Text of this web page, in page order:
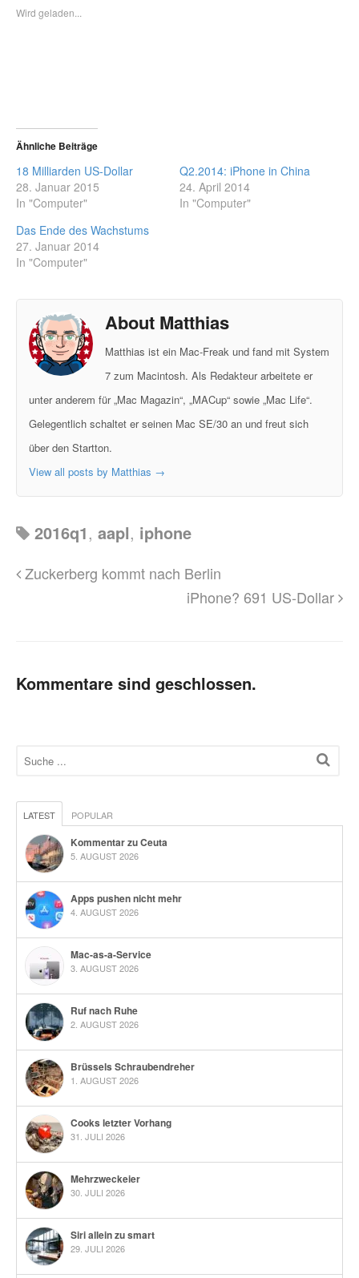
Wird geladen...
Ähnliche Beiträge
18 Milliarden US-Dollar
28. Januar 2015
In "Computer"
Q2.2014: iPhone in China
24. April 2014
In "Computer"
Das Ende des Wachstums
27. Januar 2014
In "Computer"
About Matthias
Matthias ist ein Mac-Freak und fand mit System
7 zum Macintosh. Als Redakteur arbeitete er
unter anderem für „Mac Magazin“, „MACup“ sowie „Mac Life“.
Gelegentlich schaltet er seinen Mac SE/30 an und freut sich
über den Startton.
View all posts by Matthias →
2016q1, aapl, iphone
Zuckerberg kommt nach Berlin
iPhone? 691 US-Dollar
Kommentare sind geschlossen.
LATEST POPULAR
Kommentar zu Ceuta
5. AUGUST 2026
Apps pushen nicht mehr
4. AUGUST 2026
Mac-as-a-Service
3. AUGUST 2026
Ruf nach Ruhe
2. AUGUST 2026
Brüssels Schraubendreher
1. AUGUST 2026
Cooks letzter Vorhang
31. JULI 2026
Mehrzweckeier
30. JULI 2026
Siri allein zu smart
29. JULI 2026